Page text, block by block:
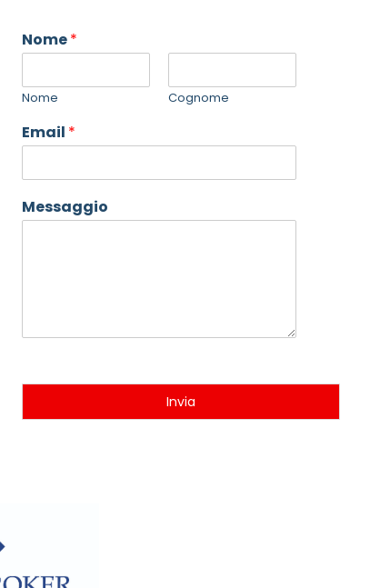
Nome*
Nome Cognome
Email *
Messaggio
Invia